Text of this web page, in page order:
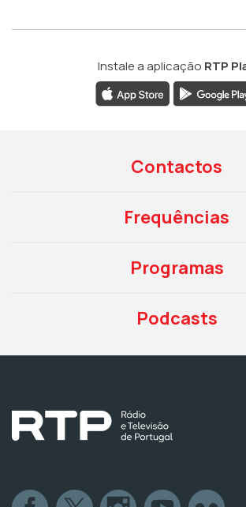
Instale a aplicação RTP
Contactos
Frequências
Programas
Podcasts